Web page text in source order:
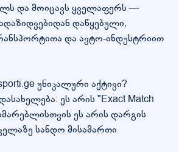
და მოიცავს ყველაფერს —
დაწყებული,
და ავტო-ინდუსტრიით
უნიკალური აქტივი?
ეს არის "Exact Match
ეს არის დარგის
სანდო მისამართი